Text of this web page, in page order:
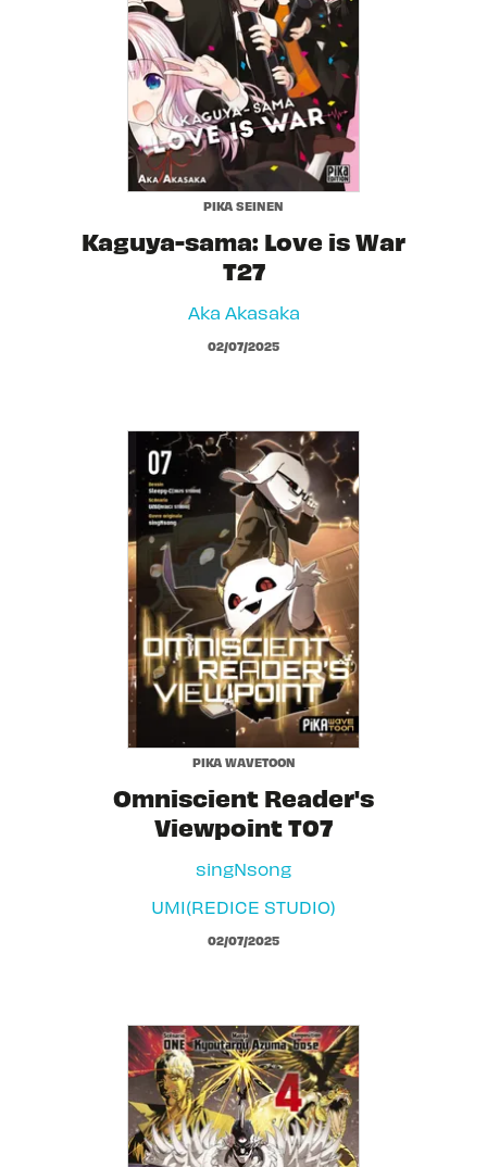
PIKA SEINEN
Kaguya-sama: Love is War
T27
Aka Akasaka
02/07/2025
PIKA WAVETOON
Omniscient Reader's
Viewpoint T07
singNsong
UMI(REDICE STUDIO)
02/07/2025